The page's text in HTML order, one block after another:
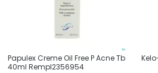
Papulex Creme Oil Free P Acne Tb
40ml Rempl2356954